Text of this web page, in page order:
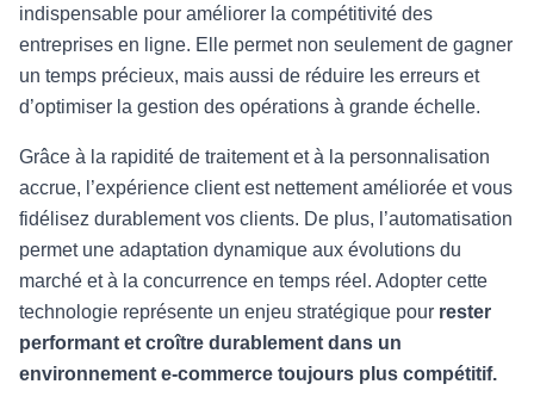
indispensable pour améliorer la compétitivité des
entreprises en ligne. Elle permet non seulement de gagner
un temps précieux, mais aussi de réduire les erreurs et
d’optimiser la gestion des opérations à grande échelle.
Grâce à la rapidité de traitement et à la personnalisation
accrue, l’expérience client est nettement améliorée et vous
fidélisez durablement vos clients. De plus, l’automatisation
permet une adaptation dynamique aux évolutions du
marché et à la concurrence en temps réel. Adopter cette
technologie représente un enjeu stratégique pour rester
performant et croître durablement dans un
environnement e-commerce toujours plus compétitif.